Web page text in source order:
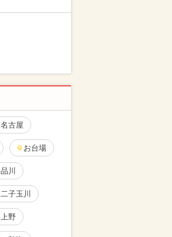
名古屋
お台場
品川
二子玉川
上野